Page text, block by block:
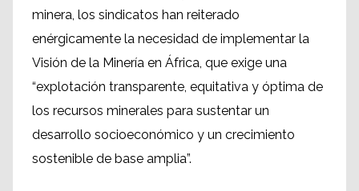
minera, los sindicatos han reiterado
enérgicamente la necesidad de implementar la
Visión de la Minería en África, que exige una
“explotación transparente, equitativa y óptima de
los recursos minerales para sustentar un
desarrollo socioeconómico y un crecimiento
sostenible de base amplia”.